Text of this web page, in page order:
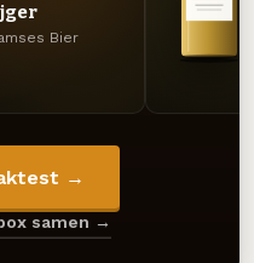
Bier
→
samen →